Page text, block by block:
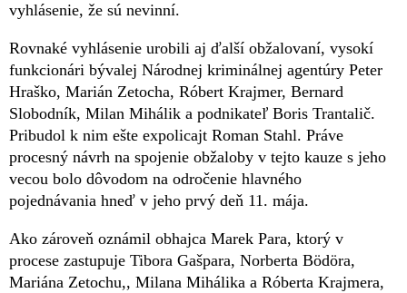
vyhlásenie, že sú nevinní.
Rovnaké vyhlásenie urobili aj ďalší obžalovaní, vysokí
funkcionári bývalej Národnej kriminálnej agentúry Peter
Hraško, Marián Zetocha, Róbert Krajmer, Bernard
Slobodník, Milan Mihálik a podnikateľ Boris Trantalič.
Pribudol k nim ešte expolicajt Roman Stahl. Práve
procesný návrh na spojenie obžaloby v tejto kauze s jeho
vecou bolo dôvodom na odročenie hlavného
pojednávania hneď v jeho prvý deň 11. mája.
Ako zároveň oznámil obhajca Marek Para, ktorý v
procese zastupuje Tibora Gašpara, Norberta Bödöra,
Mariána Zetochu,, Milana Mihálika a Róberta Krajmera,